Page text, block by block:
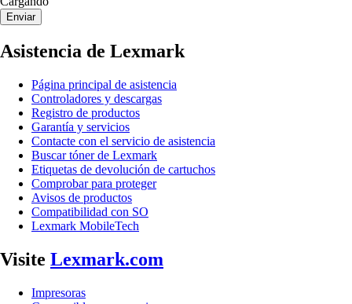
Enviar
Asistencia de Lexmark
Página principal de asistencia
Controladores y descargas
Registro de productos
Garantía y servicios
Contacte con el servicio de asistencia
Buscar tóner de Lexmark
Etiquetas de devolución de cartuchos
Comprobar para proteger
Avisos de productos
Compatibilidad con SO
Lexmark MobileTech
Visite Lexmark.com
Impresoras